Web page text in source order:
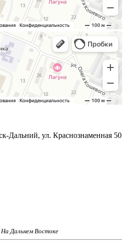
Дальний, ул. Краснознаменная 50
На Дальнем Востоке